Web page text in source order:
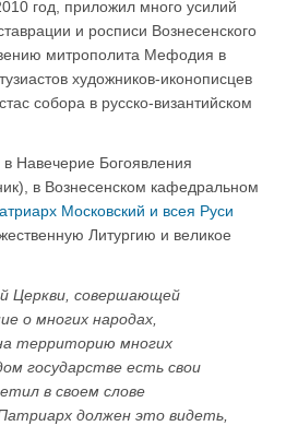
год, приложил много усилий
и росписи Вознесенского
митрополита Мефодия в
художников-иконописцев
собора в русско-византийском
Навечерие Богоявления
в Вознесенском кафедральном
Московский и всея Руси
Литургию и великое
Церкви, совершающей
о многих народах,
территорию многих
государстве есть свои
в своем слове
должен это видеть,